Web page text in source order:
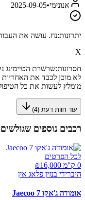
אנונימי•
2025-09-05
יתרונות:נח. עושה את
X
חסרונות:
לא מוכן לכבד את האחריות
מומלץ לעשות את כל
עוד חוות דעת (4
)
רכבים נוספים
לכל הפרטים
0 ק"מ ₪
16,000
היברידי בנזין פלאג אין
אומודה ג'אקו Jaecoo 7